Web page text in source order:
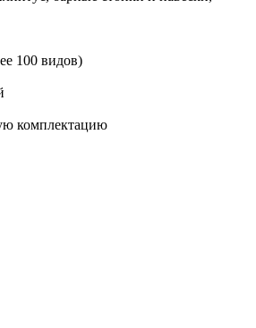
100 видов)
комплектацию